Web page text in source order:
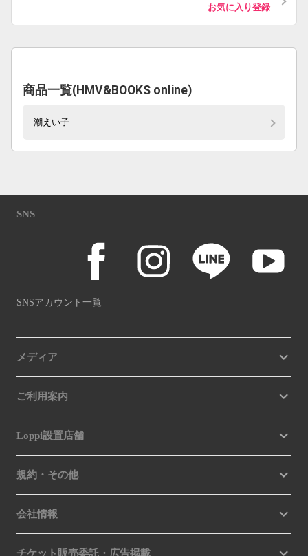
お気に入り登録
商品一覧(HMV&BOOKS online)
潮えい子
SNS
SNSアカウント一覧
メディア
ご利用案内
Loppi設置店舗
規約・その他
会社情報
チケット販売委託・広告掲載